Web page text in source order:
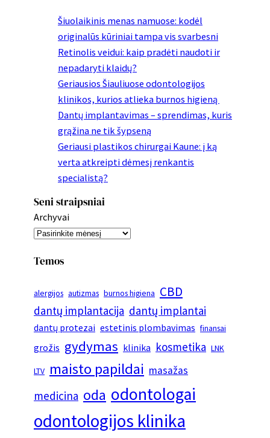
Šiuolaikinis menas namuose: kodėl
originalūs kūriniai tampa vis svarbesni
Retinolis veidui: kaip pradėti naudoti ir
nepadaryti klaidų?
Geriausios Šiauliuose odontologijos
klinikos, kurios atlieka burnos higieną
Dantų implantavimas – sprendimas, kuris
grąžina ne tik šypseną
Geriausi plastikos chirurgai Kaune: į ką
verta atkreipti dėmesį renkantis
specialistą?
Seni straipsniai
Archyvai
Temos
alergijos autizmas burnos higiena CBD
dantų implantacija dantų implantai
dantų protezai estetinis plombavimas finansai
grožis gydymas klinika kosmetika LNK
LTV maisto papildai masažas
medicina oda odontologai
odontologijos klinika